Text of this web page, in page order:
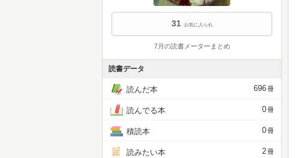
31 お気に入られ
7月の読書メーターまとめ
読書データ
読んだ本 696冊
読んでる本 0冊
積読本 0冊
読みたい本 2冊